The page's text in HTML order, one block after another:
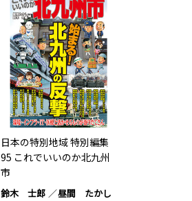
日本の特別地域 特別編集
95 これでいいのか北九州
市
鈴木 士郎 昼間 たかし